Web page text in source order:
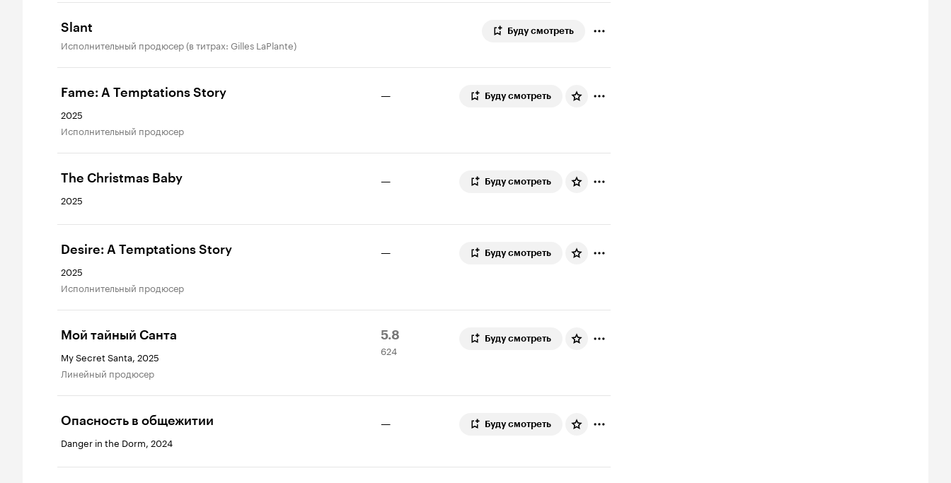
Slant
исполнительный продюсер (в титрах: Gilles LaPlante)
Буду смотреть
Fame: A Temptations Story
2025
исполнительный продюсер
— Буду смотреть
The Christmas Baby
2025
— Буду смотреть
Desire: A Temptations Story
2025
исполнительный продюсер
— Буду смотреть
Мой тайный Санта
My Secret Santa, 2025
линейный продюсер
Рейтинг
Кинопоиска
5.8
624
оценки
624
Буду смотреть
Опасность в общежитии
Danger in the Dorm, 2024
— Буду смотреть